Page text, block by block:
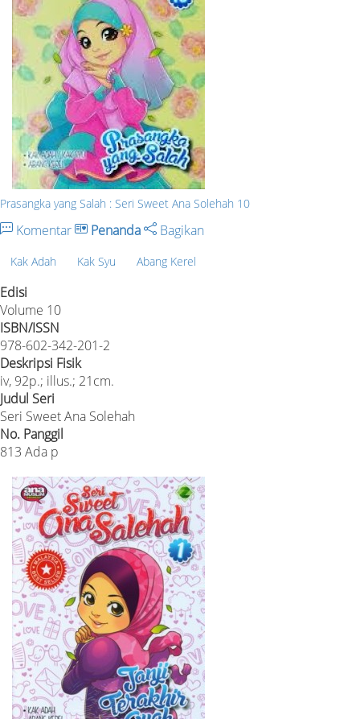
Prasangka yang Salah : Seri Sweet Ana Solehah 10
Komentar Penanda Bagikan
Kak Adah Kak Syu Abang Kerel
Edisi
Volume 10
ISBN/ISSN
978-602-342-201-2
Deskripsi Fisik
iv, 92p.; illus.; 21cm.
Judul Seri
Seri Sweet Ana Solehah
No. Panggil
813 Ada p